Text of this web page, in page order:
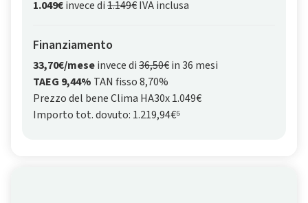
1.049€invece di1.149€IVA inclusa
Finanziamento
33,70€/meseinvece di36,50€in 36 mesi
TAEG 9,44% TAN fisso 8,70%
Prezzo del bene Clima HA30x 1.049€
Importo tot. dovuto: 1.219,94€⁵